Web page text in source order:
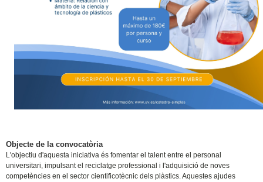
Objecte de la convocatòria
L'objectiu d'aquesta iniciativa és fomentar el talent entre el personal
universitari, impulsant el reciclatge professional i l'adquisició de noves
competències en el sector cientificotècnic dels plàstics. Aquestes ajudes